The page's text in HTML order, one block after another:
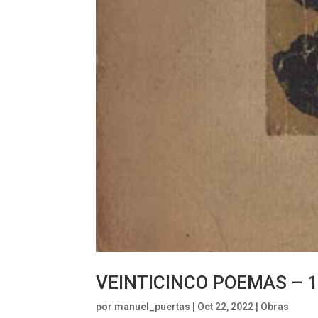
VEINTICINCO POEMAS –
por manuel_puertas Oct 22, 2022| Obras